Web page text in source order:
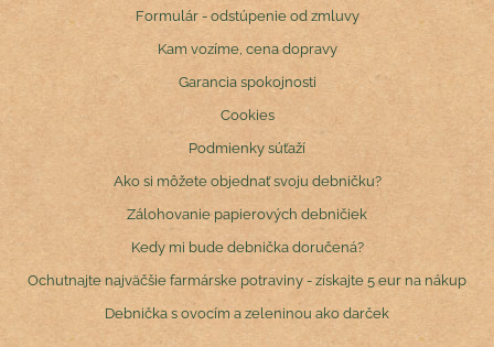
Formulár - odstúpenie od zmluvy
Kam vozíme, cena dopravy
Garancia spokojnosti
Cookies
Podmienky súťaží
Ako si môžete objednať svoju debničku?
Zálohovanie papierových debničiek
Kedy mi bude debnička doručená?
Ochutnajte najväčšie farmárske potraviny - získajte 5 eur na nákup
Debnička s ovocím a zeleninou ako darček